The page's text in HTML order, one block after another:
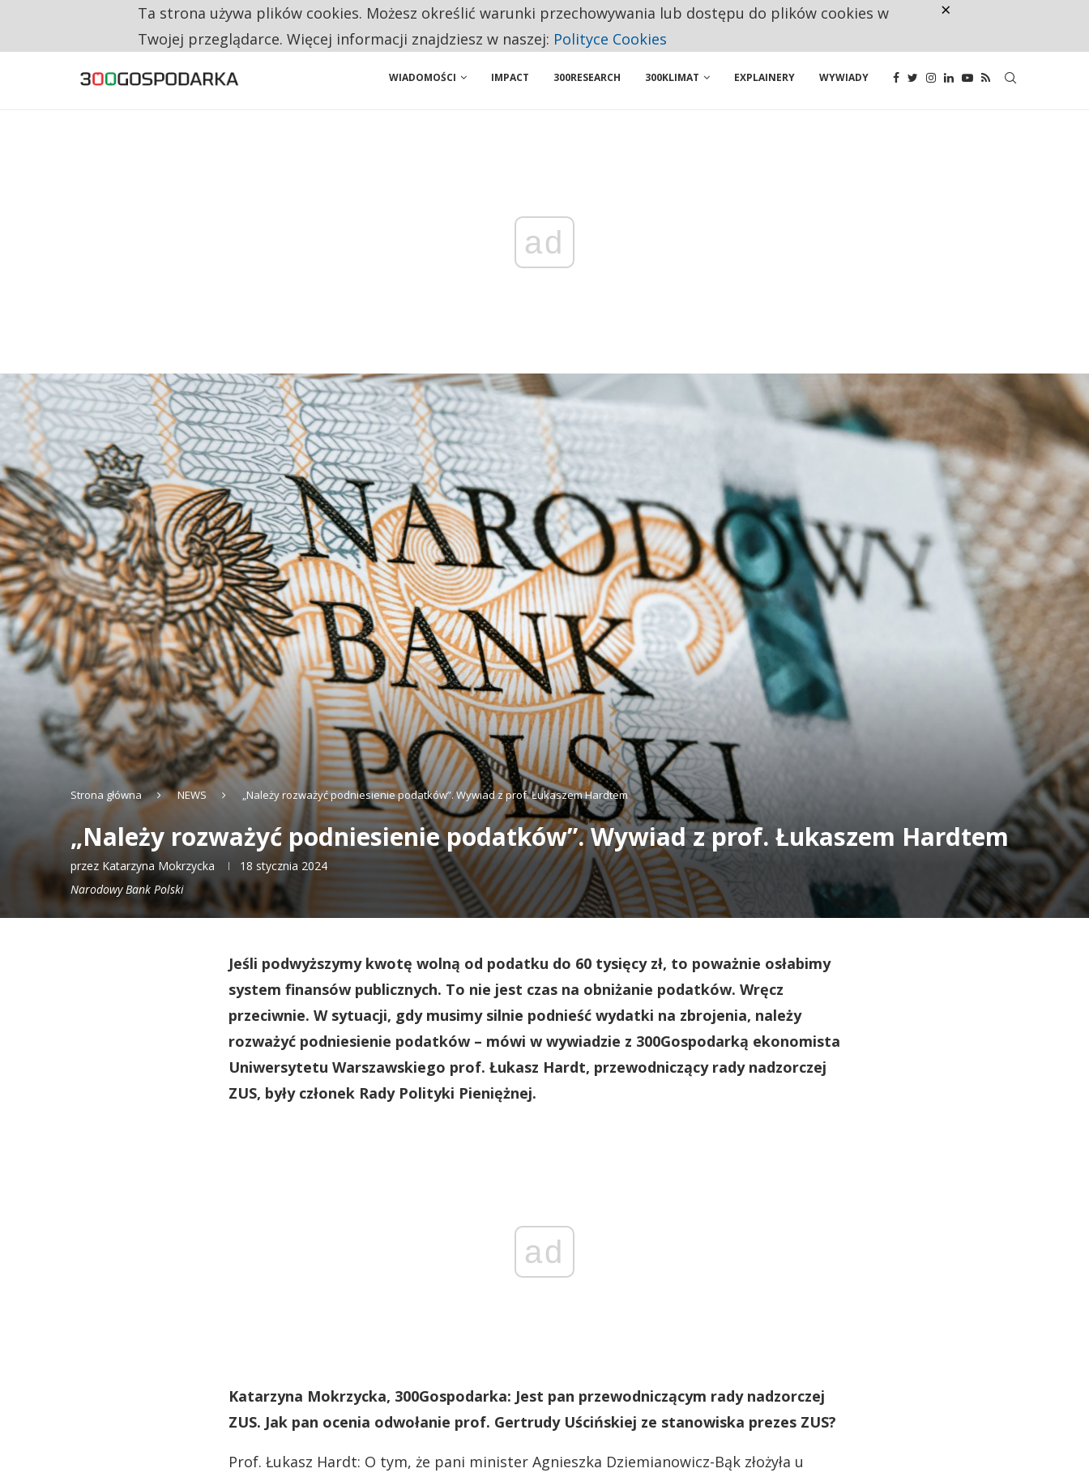
NA JEDEN WAKAT PRZYPADAJĄ 62 ZGŁOSZENIA. WIELU KANDYDATÓW NIE ROZPOCZYNA PRACY
WIADOMOŚCI IMPACT 300RESEARCH 300KLIMAT EXPLAINERY WYWIADY
ad
Strona główna NEWS „Należy rozważyć podniesienie podatków”. Wywiad z prof. Łukaszem Hardtem
„Należy rozważyć podniesienie podatków”. Wywiad z prof. Łukaszem Hardtem
przez Katarzyna Mokrzycka
18 stycznia 2024
Narodowy Bank Polski
Jeśli podwyższymy kwotę wolną od podatku do 60 tysięcy zł, to poważnie osłabimy
system finansów publicznych. To nie jest czas na obniżanie podatków. Wręcz
przeciwnie. W sytuacji, gdy musimy silnie podnieść wydatki na zbrojenia, należy
rozważyć podniesienie podatków – mówi w wywiadzie z 300Gospodarką ekonomista
Uniwersytetu Warszawskiego prof. Łukasz Hardt, przewodniczący rady nadzorczej
ZUS, były członek Rady Polityki Pieniężnej.
ad
Katarzyna Mokrzycka, 300Gospodarka: Jest pan przewodniczącym rady nadzorczej
ZUS. Jak pan ocenia odwołanie prof. Gertrudy Uścińskiej ze stanowiska prezes ZUS?
Prof. Łukasz Hardt: O tym, że pani minister Agnieszka Dziemianowicz-Bąk złożyła u
Ta strona używa plików cookies. Możesz określić warunki przechowywania lub dostępu do plików cookies w
Twojej przeglądarce. Więcej informacji znajdziesz w naszej: Polityce Cookies
×